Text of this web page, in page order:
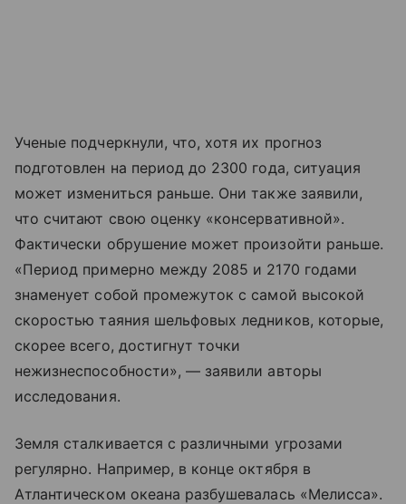
Ученые подчеркнули, что, хотя их прогноз
подготовлен на период до 2300 года, ситуация
может измениться раньше. Они также заявили,
что считают свою оценку «консервативной».
Фактически обрушение может произойти раньше.
«Период примерно между 2085 и 2170 годами
знаменует собой промежуток с самой высокой
скоростью таяния шельфовых ледников, которые,
скорее всего, достигнут точки
нежизнеспособности», — заявили авторы
исследования.
Земля сталкивается с различными угрозами
регулярно. Например, в конце октября в
Атлантическом океана разбушевалась «Мелисса».